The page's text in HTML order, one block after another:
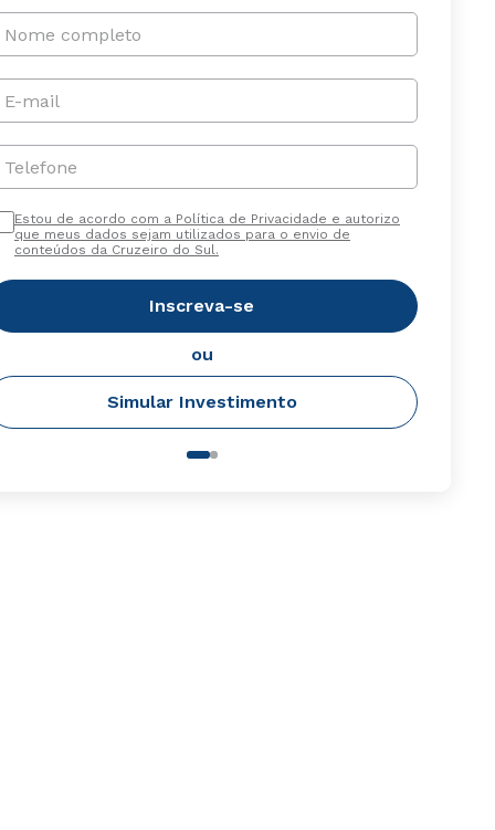
Nome completo
E-mail
Telefone
Estou de acordo com a Política de Privacidade e autorizo
que meus dados sejam utilizados para o envio de
conteúdos da Cruzeiro do Sul.
Inscreva-se
ou
Simular Investimento